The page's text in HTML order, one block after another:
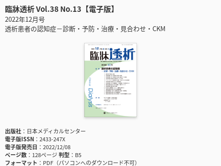
臨牀透析 Vol.38 No.13【電子版】
2022年12月号
透析患者の認知症－診断・予防・治療・見合わせ・CKM
出版社
日本メディカルセンター
電子版ISSN
2433-247X
電子版発売日
2022/12/08
ページ数
128ページ判型
B5
フォーマット
PDF（パソコンへのダウンロード不可）